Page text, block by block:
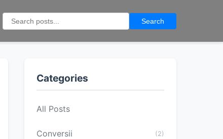
Search
Categories
All Posts
Conversii (2)